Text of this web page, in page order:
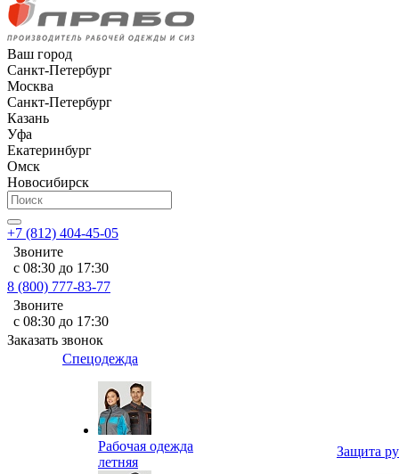
Ваш город
Санкт-Петербург
Москва
Санкт-Петербург
Казань
Уфа
Екатеринбург
Омск
Новосибирск
+7 (812) 404-45-05
Звоните
с 08:30 до 17:30
8 (800) 777-83-77
Звоните
с 08:30 до 17:30
Заказать звонок
Спецодежда
Рабочая одежда
летняя
Защита